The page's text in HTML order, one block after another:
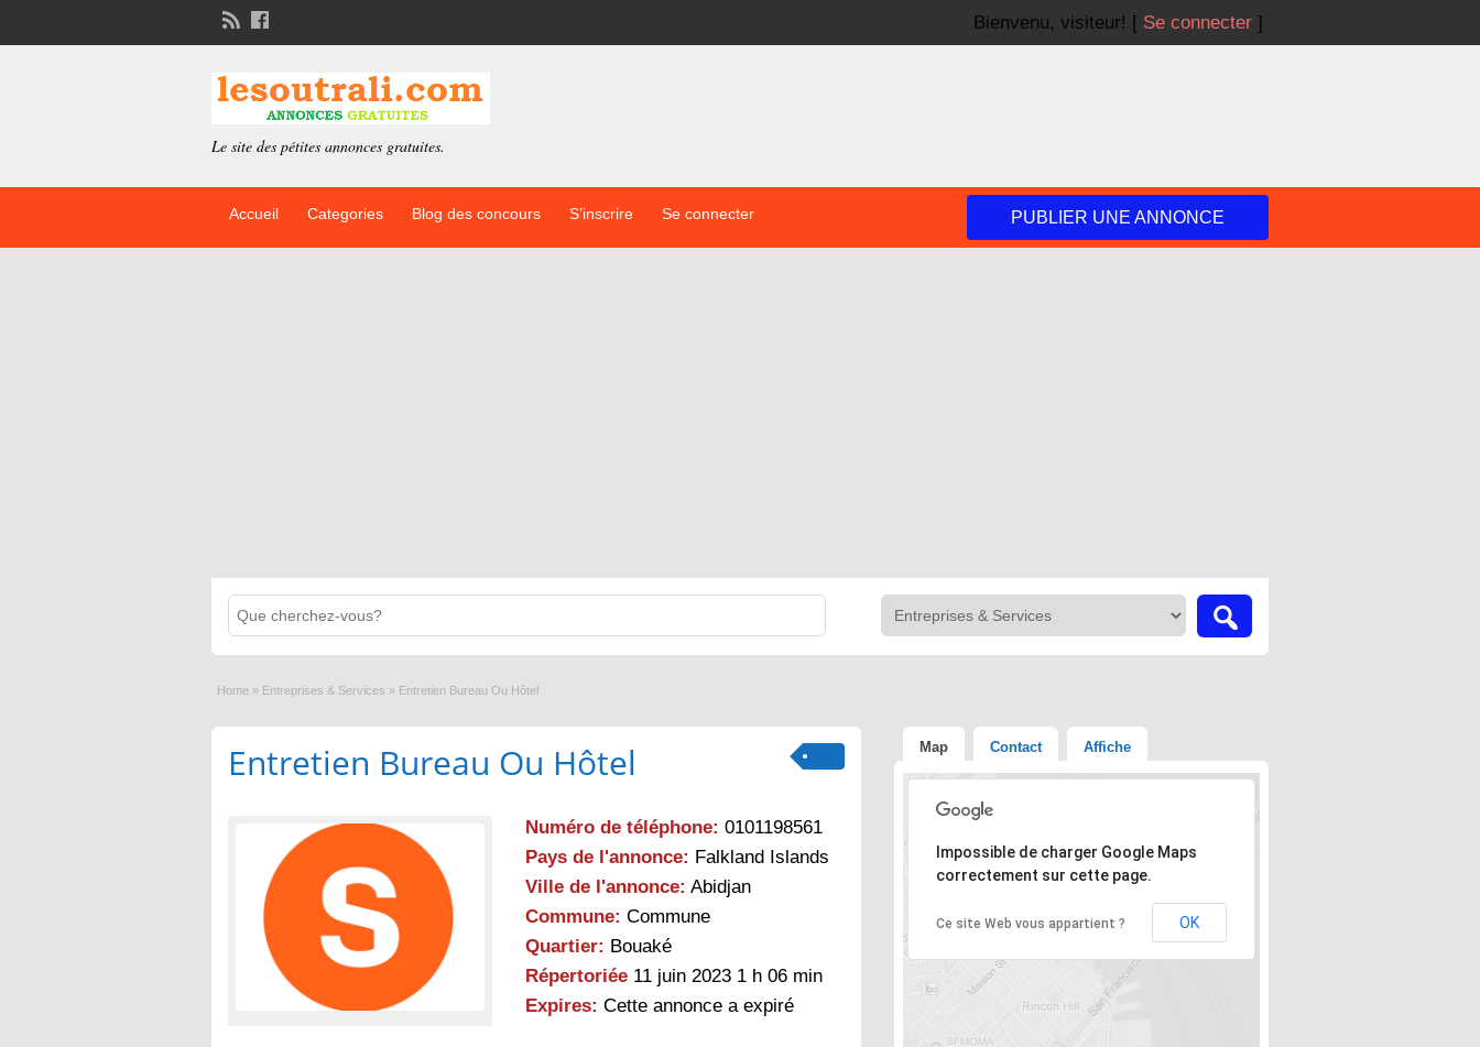
Bienvenu, visiteur! [ Se connecter ]
Le site des pétites annonces gratuites.
Accueil Categories Blog des concours S’inscrire Se connecter PUBLIER UNE ANNONCE
Home » Entreprises & Services » Entretien Bureau Ou Hôtel
Entretien Bureau Ou Hôtel
Numéro de téléphone: 0101198561
Pays de l'annonce: Falkland Islands
Ville de l'annonce: Abidjan
Commune: Commune
Quartier: Bouaké
Répertoriée 11 juin 2023 1 h 06 min
Expires: Cette annonce a expiré
Map Contact Affiche
Désolé, l'adresse n'a pas pu être trouvée.
Impossible de charger Google Maps
correctement sur cette page.
Ce site Web vous appartient ? OK